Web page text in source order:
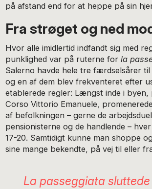
på afstand end for at heppe på sin
Fra strøget og ned
Hvor alle imidlertid indfandt sig med
punklighed var på ruterne forla
Salerno havde hele tre færdselsårer til
og en af dem blev frekventeret efter
etablerede regler: Længst inde i byen,
Corso Vittorio Emanuele,
af befolkningen – gerne de
pensionisterne og de handlende –
17-20. Samtidigt kunne man shoppe
sine mange bekendte, på vej til eller
La passeggiata